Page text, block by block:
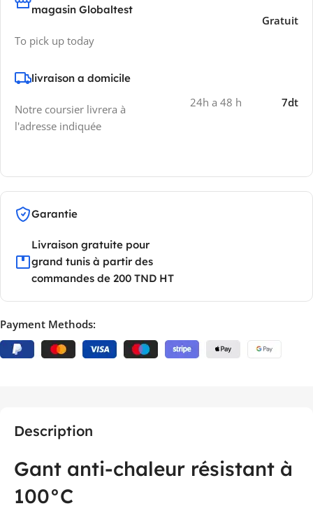
magasin Globaltest
To pick up today
Gratuit
livraison a domicile
Notre coursier livrera à
l'adresse indiquée
24h a 48 h 7dt
Garantie
Livraison gratuite pour
grand tunis à partir des
commandes de 200 TND HT
Payment Methods:
Description
Gant anti-chaleur résistant à
100°C